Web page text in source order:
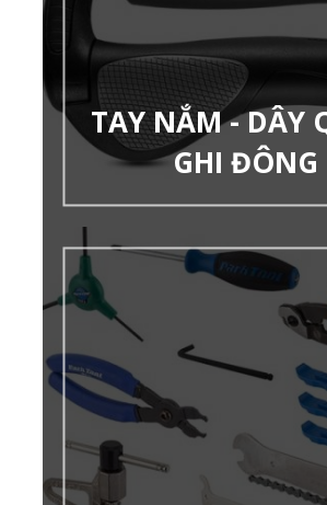
TAY NẮM - DÂY
GHI ĐÔNG